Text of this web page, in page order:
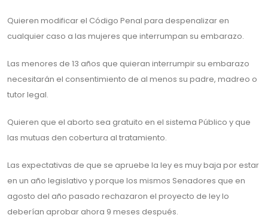
Quieren modificar el Código Penal para despenalizar en
cualquier caso a las mujeres que interrumpan su embarazo.
Las menores de 13 años que quieran interrumpir su embarazo
necesitarán el consentimiento de al menos su padre, madreo o
tutor legal.
Quieren que el aborto sea gratuito en el sistema Público y que
las mutuas den cobertura al tratamiento.
Las expectativas de que se apruebe la ley es muy baja por estar
en un año legislativo y porque los mismos Senadores que en
agosto del año pasado rechazaron el proyecto de ley lo
deberían aprobar ahora 9 meses después.